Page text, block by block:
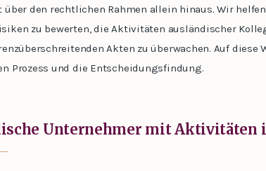
über den rechtlichen Rahmen allein hinaus. Wir
zu bewerten, die Aktivitäten ausländischer
Akten zu überwachen. Auf diese
Prozess und die Entscheidungsfindung.
Unternehmer mit Aktivitäten